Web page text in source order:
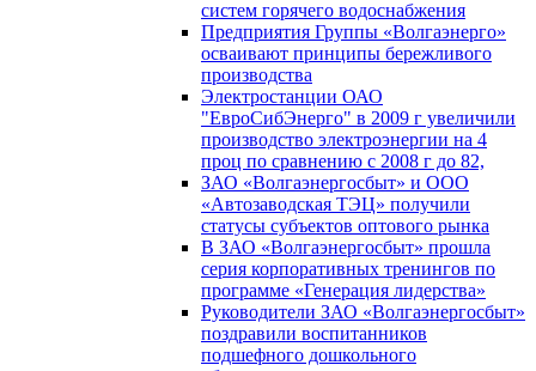
систем горячего водоснабжения
Предприятия Группы «Волгаэнерго»
осваивают принципы бережливого
производства
Электростанции ОАО
"ЕвроСибЭнерго" в 2009 г увеличили
производство электроэнергии на 4
проц по сравнению с 2008 г до 82,
ЗАО «Волгаэнергосбыт» и ООО
«Автозаводская ТЭЦ» получили
статусы субъектов оптового рынка
В ЗАО «Волгаэнергосбыт» прошла
серия корпоративных тренингов по
программе «Генерация лидерства»
Руководители ЗАО «Волгаэнергосбыт»
поздравили воспитанников
подшефного дошкольного